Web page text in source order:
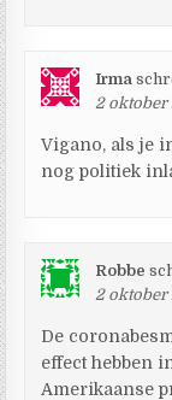
Irma
2 oktober
Vigano, als je
nog politiek
Robbe
2 oktober
De
effect hebben
Amerikaanse